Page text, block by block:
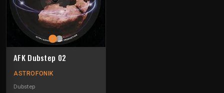
AFK Dubstep 02
ASTROFONIK
Dubstep